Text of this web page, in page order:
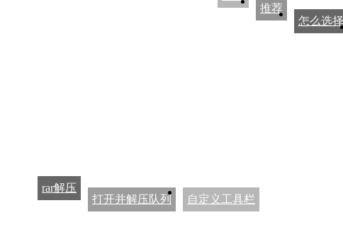
推荐
怎么选择
rar解压
打开并解压队列
自定义工具栏